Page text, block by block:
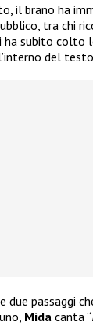
il brano ha
tra chi
ha subito colto
del
due passaggi
Mida canta “